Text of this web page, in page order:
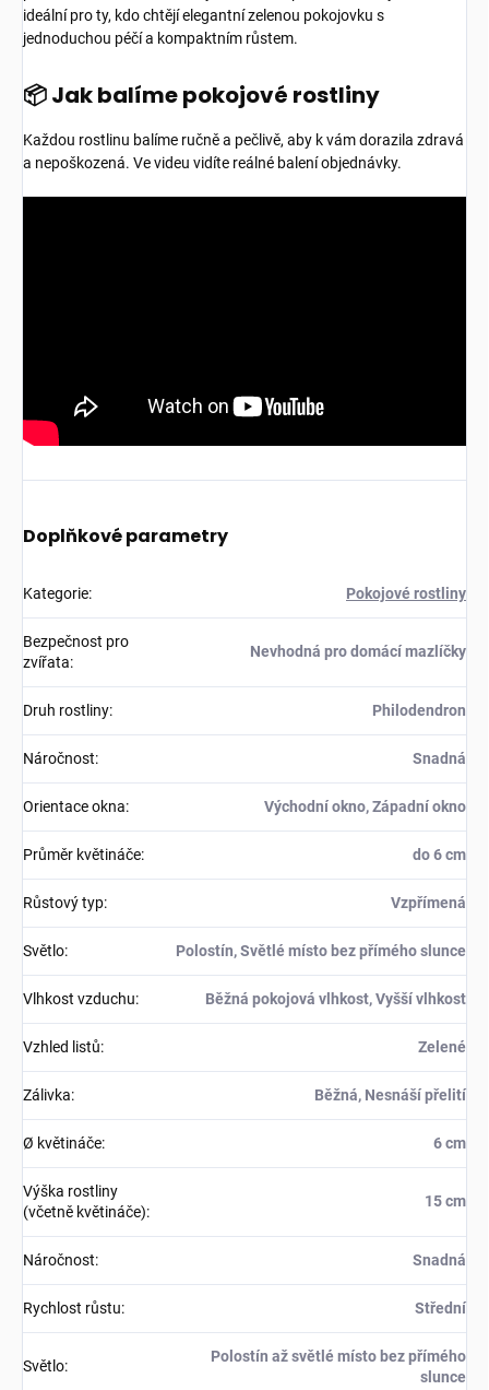
ideální pro ty, kdo chtějí elegantní zelenou pokojovku s
jednoduchou péčí a kompaktním růstem.
📦 Jak balíme pokojové rostliny
Každou rostlinu balíme ručně a pečlivě, aby k vám dorazila zdravá
a nepoškozená. Ve videu vidíte reálné balení objednávky.
Doplňkové parametry
Kategorie: Pokojové rostliny
Bezpečnost pro
zvířata:
Nevhodná pro domácí mazlíčky
Druh rostliny: Philodendron
Náročnost: Snadná
Orientace okna: Východní okno, Západní okno
Průměr květináče: do 6 cm
Růstový typ: Vzpřímená
Světlo: Polostín, Světlé místo bez přímého slunce
Vlhkost vzduchu: Běžná pokojová vlhkost, Vyšší vlhkost
Vzhled listů: Zelené
Zálivka: Běžná, Nesnáší přelití
Ø květináče: 6 cm
Výška rostliny
(včetně květináče):
15 cm
Náročnost: Snadná
Rychlost růstu: Střední
Světlo:
Polostín až světlé místo bez přímého
slunce